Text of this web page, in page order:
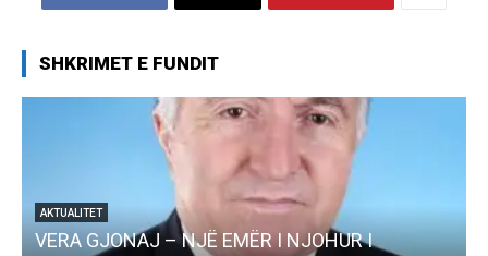
SHKRIMET E FUNDIT
AKTUALITET